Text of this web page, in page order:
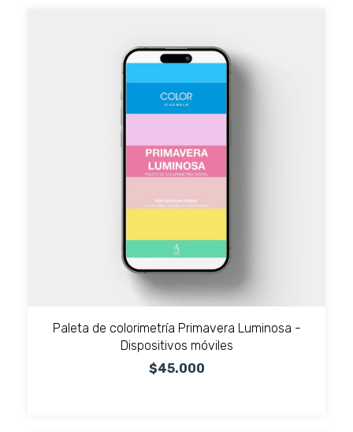
Paleta de colorimetría Primavera Luminosa -
Dispositivos móviles
$45.000